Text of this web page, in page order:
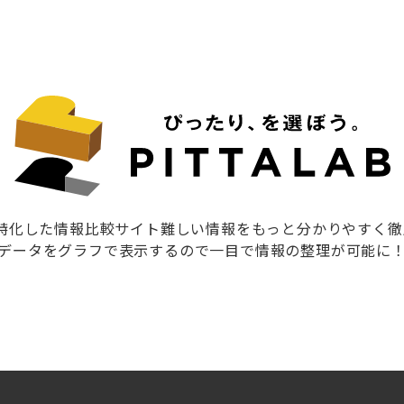
した情報比較サイト難しい情報をもっと分かりやすく徹
ータをグラフで表示するので一目で情報の整理が可能に！